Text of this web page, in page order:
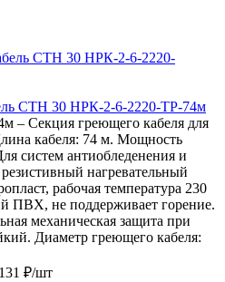
СТН 30 НРК-2-6-2220-ТР-74м
– Секция греющего кабеля для
кабеля: 74 м. Мощность
систем антиобледенения и
нагревательный
рабочая температура 230
ПВХ, не поддерживает горение.
механическая защита при
Диаметр греющего кабеля:
₽/шт